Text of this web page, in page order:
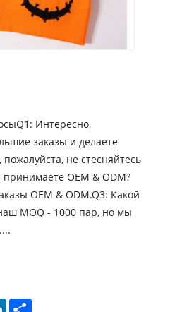
Интересно,
заказы и делаете
не стесняйтесь
OEM & ODM?
OEM & ODM.Q3: Какой
MOQ - 1000 пар, но мы
LinkedInShare